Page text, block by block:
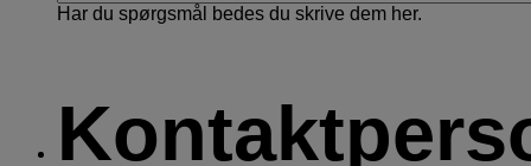
Har du spørgsmål bedes du skrive dem her.